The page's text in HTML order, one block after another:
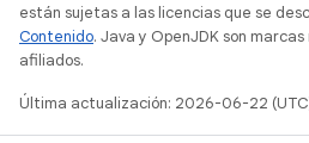
están sujetas a las licencias que se
Contenido. Java y OpenJDK son
afiliados.
Última actualización: 2026-06-22